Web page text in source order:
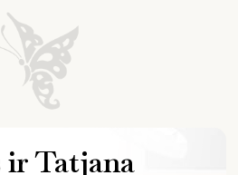
ir Tatjana